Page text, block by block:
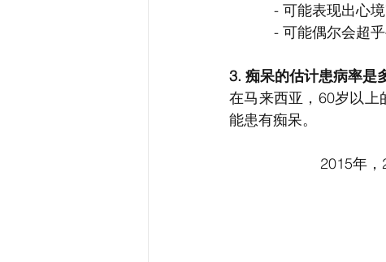
- 可能表
- 可能偶
3. 痴呆的估计患病率是
在马来西亚，60岁以上
能患有痴呆。
2015年